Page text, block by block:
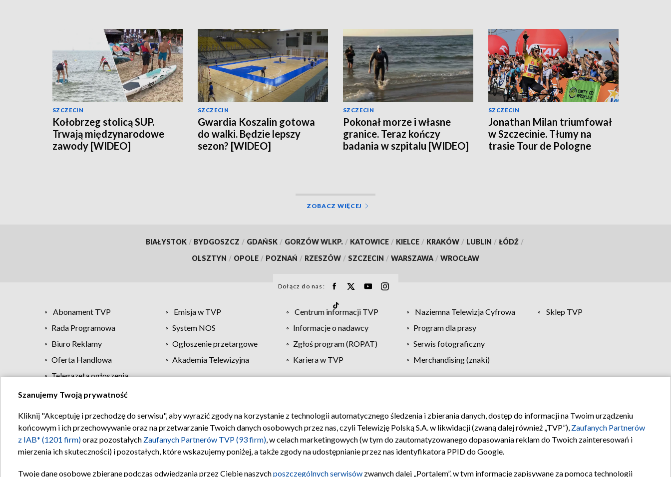
SZCZECIN
Kołobrzeg stolicą SUP.
Trwają międzynarodowe
zawody [WIDEO]
SZCZECIN
Gwardia Koszalin gotowa
do walki. Będzie lepszy
sezon? [WIDEO]
SZCZECIN
Pokonał morze i własne
granice. Teraz kończy
badania w szpitalu [WIDEO]
SZCZECIN
Jonathan Milan triumfował
w Szczecinie. Tłumy na
trasie Tour de Pologne
ZOBACZ WIĘCEJ
BIAŁYSTOK / BYDGOSZCZ / GDAŃSK / GORZÓW WLKP. / KATOWICE / KIELCE / KRAKÓW / LUBLIN / ŁÓDŹ /
OLSZTYN / OPOLE / POZNAŃ / RZESZÓW / SZCZECIN / WARSZAWA / WROCŁAW
Dołącz do nas:
Abonament TVP Emisja w TVP Centrum informacji TVP Naziemna Telewizja Cyfrowa
Sklep TVP
Rada Programowa
System NOS Informacje o nadawcy
Program dla prasy
Biuro Reklamy
Ogłoszenie przetargowe Zgłoś program (ROPAT)
Serwis fotograficzny
Oferta Handlowa
Akademia Telewizyjna Kariera w TVP
Merchandising (znaki)
Telegazeta ogłoszenia
Regulamin TVP Polityka prywatności Moje zgody Pomoc Biuro reklamy Kontakt
Szanujemy Twoją prywatność
Kliknij "Akceptuję i przechodzę do serwisu", aby wyrazić zgody na korzystanie z technologii automatycznego śledzenia i zbierania danych, dostęp do informacji na Twoim urządzeniu
końcowym i ich przechowywanie oraz na przetwarzanie Twoich danych osobowych przez nas, czyli Telewizję Polską S.A. w likwidacji (zwaną dalej również „TVP”), Zaufanych Partnerów
z IAB* (1201 firm)oraz pozostałych Zaufanych Partnerów TVP (93 firm), w celach marketingowych (w tym do zautomatyzowanego dopasowania reklam do Twoich zainteresowań i
mierzenia ich skuteczności) i pozostałych, które wskazujemy poniżej, a także zgody na udostępnianie przez nas identyfikatora PPID do Google.
Twoje dane osobowe zbierane podczas odwiedzania przez Ciebie naszychposzczególnych serwisów zwanych dalej „Portalem”, w tym informacje zapisywane za pomocą technologii